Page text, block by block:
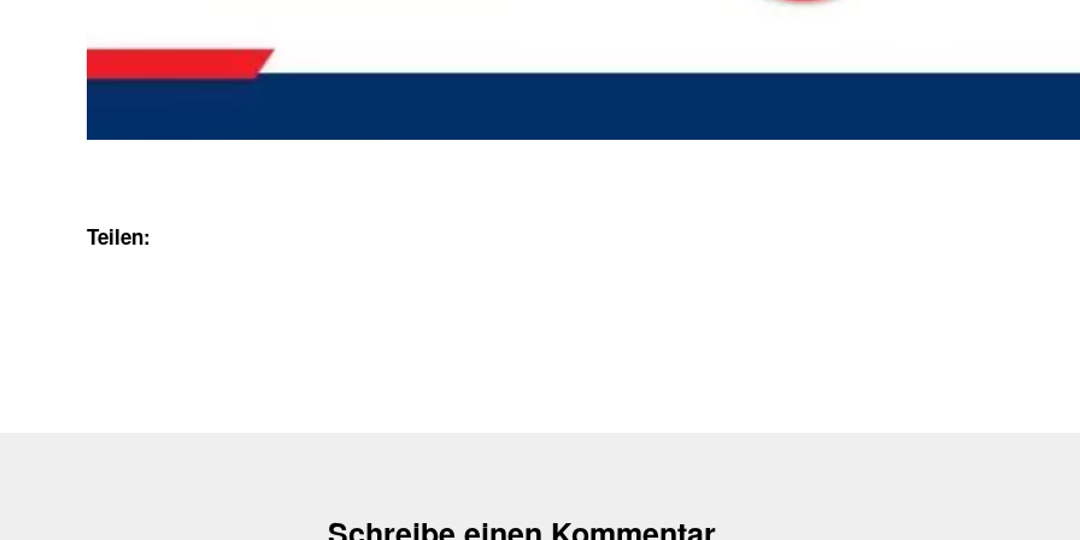
Teilen: